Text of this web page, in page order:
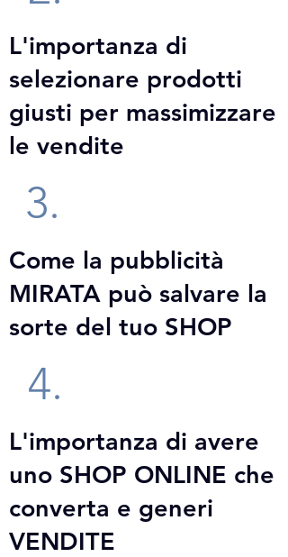
L'importanza di
selezionare prodotti
giusti per massimizzare
le vendite
3.
Come la pubblicità
MIRATA può salvare la
sorte del tuo SHOP
4.
L'importanza di avere
uno SHOP ONLINE che
converta e generi
VENDITE